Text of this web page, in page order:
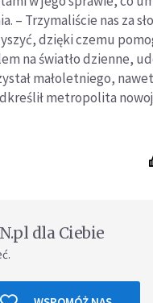
– Trzymaliście nas za
dzięki czemu
na światło dzienne,
małoletniego,
metropolita
dla Ciebie